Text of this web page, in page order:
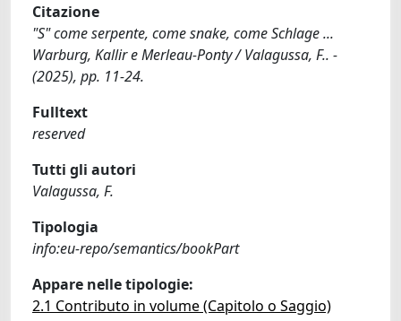
Citazione
"S" come serpente, come snake, come Schlage ...
Warburg, Kallir e Merleau-Ponty / Valagussa, F.. -
(2025), pp. 11-24.
Fulltext
reserved
Tutti gli autori
Valagussa, F.
Tipologia
info:eu-repo/semantics/bookPart
Appare nelle tipologie:
2.1 Contributo in volume (Capitolo o Saggio)